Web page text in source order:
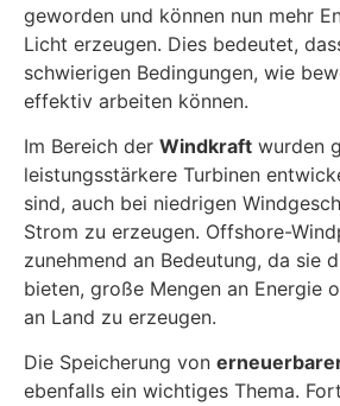
geworden und können nun mehr
Licht erzeugen. Dies bedeutet,
schwierigen Bedingungen, wie
effektiv arbeiten können.
Im Bereich der Windkraft wurden
leistungsstärkere Turbinen
sind, auch bei niedrigen
Strom zu erzeugen. Offshore-
zunehmend an Bedeutung, da sie
bieten, große Mengen an Energie
an Land zu erzeugen.
Die Speicherung von
ebenfalls ein wichtiges Thema.